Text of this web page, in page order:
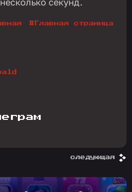
# Главная страница
следующая